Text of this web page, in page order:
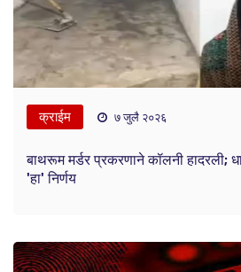
क्राईम ७ जुलै २०२६
बाथरूम मर्डर प्रकरणाने कॉलनी हादरली;
'हा' निर्णय